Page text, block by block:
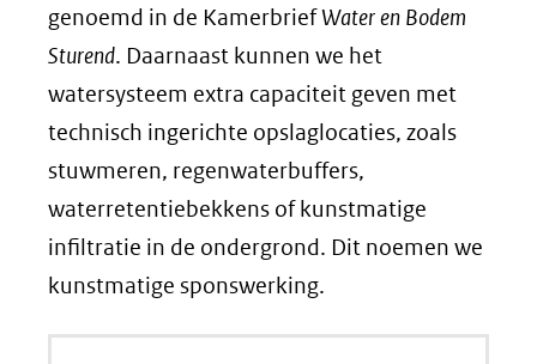
genoemd in de KamerbriefWater en Bodem
Sturend. Daarnaast kunnen we het
watersysteem extra capaciteit geven met
technisch ingerichte opslaglocaties, zoals
stuwmeren, regenwaterbuffers,
waterretentiebekkens of kunstmatige
infiltratie in de ondergrond. Dit noemen we
kunstmatige sponswerking.